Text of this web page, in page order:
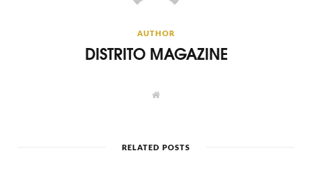
AUTHOR
DISTRITO MAGAZINE
W
e
RELATED POSTS